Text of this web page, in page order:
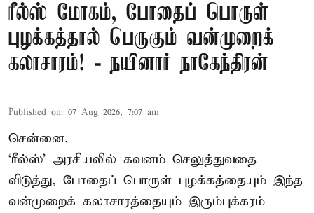
ரீல்ஸ் மோகம், போதைப் பொருள்
புழக்கத்தால் பெருகும் வன்முறைக்
கலாசாரம்! - நயினார் நாகேந்திரன்
Published on: 07 Aug 2026, 7:07 am
சென்னை,
‘ரீல்ஸ்’ அரசியலில் கவனம் செலுத்துவதை
விடுத்து, போதைப் பொருள் புழக்கத்தையும் இந்த
வன்முறைக் கலாசாரத்தையும் இரும்புக்கரம்